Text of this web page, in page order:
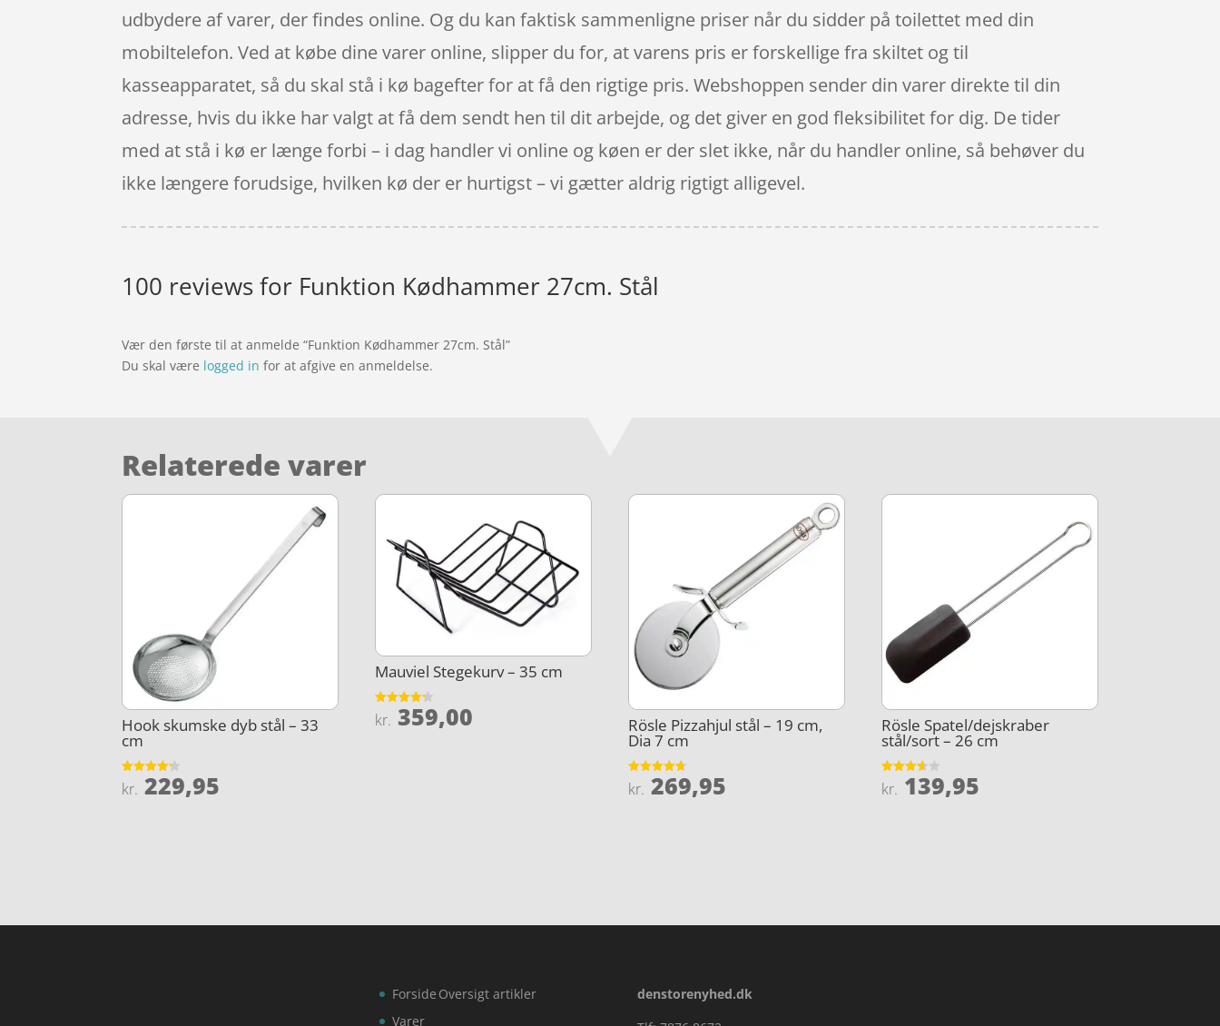
udbydere af varer, der findes online. Og du kan faktisk sammenligne priser når du sidder på toilettet med din
mobiltelefon. Ved at købe dine varer online, slipper du for, at varens pris er forskellige fra skiltet og til
kasseapparatet, så du skal stå i kø bagefter for at få den rigtige pris. Webshoppen sender din varer direkte til din
adresse, hvis du ikke har valgt at få dem sendt hen til dit arbejde, og det giver en god fleksibilitet for dig. De tider
med at stå i kø er længe forbi – i dag handler vi online og køen er der slet ikke, når du handler online, så behøver du
ikke længere forudsige, hvilken kø der er hurtigst – vi gætter aldrig rigtigt alligevel.
100 reviews for Funktion Kødhammer 27cm. Stål
Vær den første til at anmelde “Funktion Kødhammer 27cm. Stål”
Du skal være logged in for at afgive en anmeldelse.
Relaterede varer
Hook skumske dyb stål – 33
cm
Vurderet
4.2
kr. 229,95
Mauviel Stegekurv – 35 cm
Vurderet
4.2
kr. 359,00 Rösle Pizzahjul stål – 19 cm,
Dia 7 cm
Vurderet
4.7
kr. 269,95
Rösle Spatel/dejskraber
stål/sort – 26 cm
Vurderet
3.6
kr. 139,95
Forside
Varer
Oversigt artikler
denstorenyhed.dk